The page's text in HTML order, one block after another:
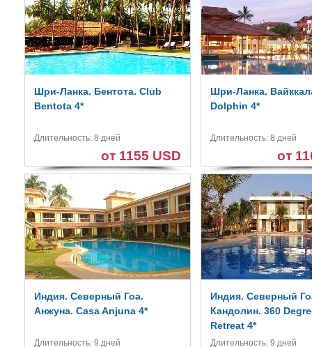
Шри-Ланка. Бентота. Club
Bentota 4*
Длительность: 8 дней
от 1155 USD
Шри-Ланка.
Dolphin 4*
Длительность: 8 дней
от
Индия. Северный Гоа.
Анжуна. Casa Anjuna 4*
Длительность: 9 дней
Индия. Северный
Кандолин. 360
Retreat 4*
Длительность: 9 дней